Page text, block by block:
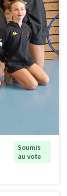
Soumis
au vote